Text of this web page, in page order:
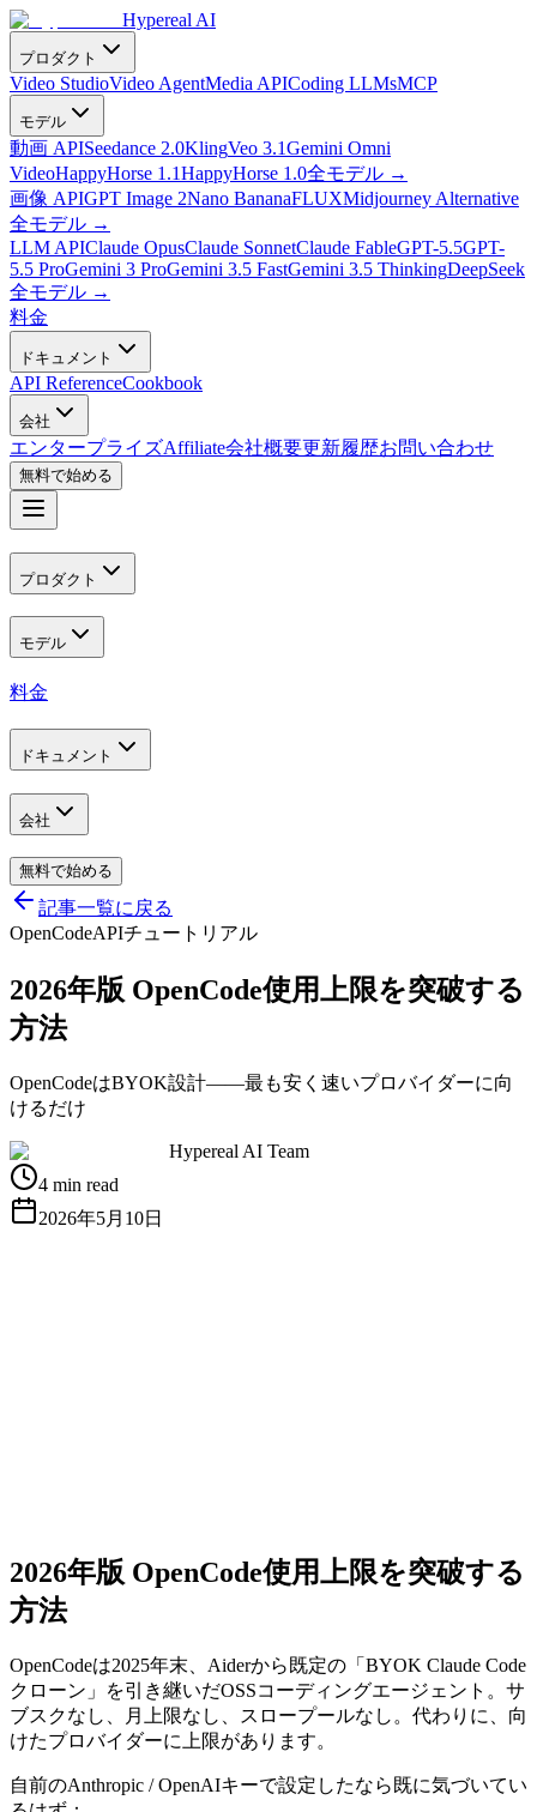
Hypereal AI
プロダクト
Video StudioVideo AgentMedia APICoding LLMsMCP
モデル
動画 APISeedance 2.0KlingVeo 3.1Gemini Omni
VideoHappyHorse 1.1HappyHorse 1.0全モデル →
画像 APIGPT Image 2Nano BananaFLUXMidjourney Alternative
全モデル →
LLM APIClaude OpusClaude SonnetClaude FableGPT-5.5GPT-
5.5 ProGemini 3 ProGemini 3.5 FastGemini 3.5 ThinkingDeepSeek
全モデル →
料金
ドキュメント
API ReferenceCookbook
会社
エンタープライズAffiliate会社概要更新履歴お問い合わせ
無料で始める
プロダクト
モデル
料金
ドキュメント
会社
無料で始める
記事一覧に戻る
OpenCodeAPIチュートリアル
2026年版 OpenCode使用上限を突破する
方法
OpenCodeはBYOK設計——最も安く速いプロバイダーに向
けるだけ
Hypereal AI Team
4 min read
2026年5月10日
2026年版 OpenCode使用上限を突破する
方法
OpenCodeは2025年末、Aiderから既定の「BYOK Claude Code
クローン」を引き継いだOSSコーディングエージェント。サ
ブスクなし、月上限なし、スロープールなし。代わりに、向
けたプロバイダーに上限があります。
自前のAnthropic / OpenAIキーで設定したなら既に気づいてい